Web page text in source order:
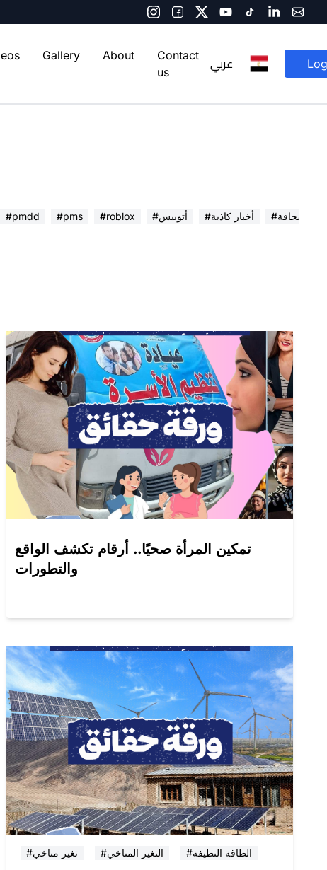
Gallery About
Contact
us
عربي
#pmdd #pms #roblox #أتوبيس #أخبار كاذبة في الصحافة
تمكين المرأة صحيًا.. أرقام تكشف الواقع
والتطورات
#تغير مناخي #التغير المناخي #الطاقة النظيفة